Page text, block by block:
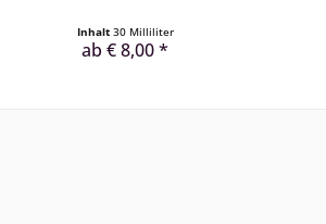
Inhalt 30 Milliliter
ab € 8,00 *